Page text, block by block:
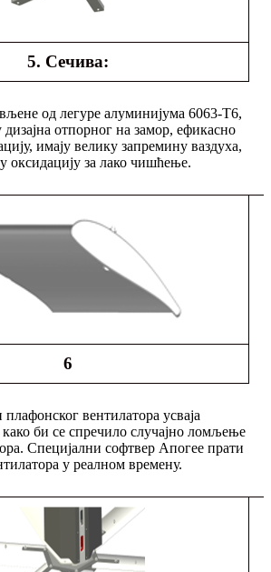
5. Сечива:
од легуре алуминијума 6063-Т6,
отпорног на замор, ефикасно
имају велику запремину ваздуха,
оксидацију за лако чишћење.
6
плафонског вентилатора усваја
би се спречило случајно ломљење
Специјални софтвер Апогее прати
у реалном времену.